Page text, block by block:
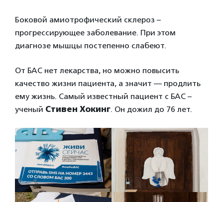
Боковой амиотрофический склероз –
прогрессирующее заболевание. При этом
диагнозе мышцы постепенно слабеют.
От БАС нет лекарства, но можно повысить
качество жизни пациента, а значит — продлить
ему жизнь. Самый известный пациент с БАС –
ученый Стивен Хокинг. Он дожил до 76 лет.